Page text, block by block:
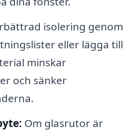
isolering genom
eller lägga till
minskar
och sänker
Om glasrutor är